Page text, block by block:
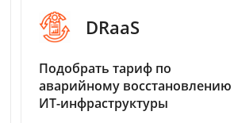
DRaaS
Подобрать тариф по
аварийному восстановлению
ИТ-инфраструктуры